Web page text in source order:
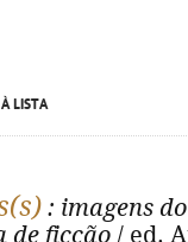
LISTA
: imagens
de ficção / ed.